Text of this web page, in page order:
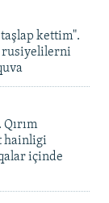
kettim".
rusiyelilerni
hainligi
içinde